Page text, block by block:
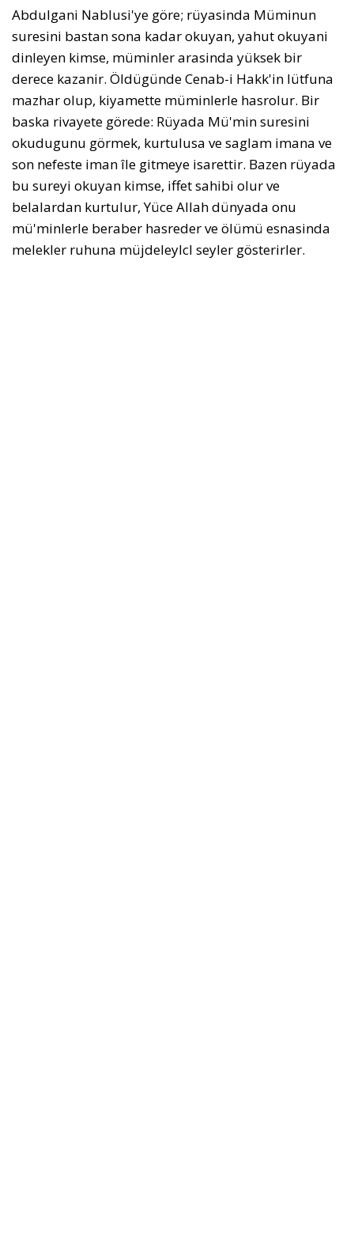
Abdulgani Nablusi'ye göre; rüyasinda Müminun
suresini bastan sona kadar okuyan, yahut okuyani
dinleyen kimse, müminler arasinda yüksek bir
derece kazanir. Öldügünde Cenab-i Hakk'in lütfuna
mazhar olup, kiyamette müminlerle hasrolur. Bir
baska rivayete görede: Rüyada Mü'min suresini
okudugunu görmek, kurtulusa ve saglam imana ve
son nefeste iman île gitmeye isarettir. Bazen rüyada
bu sureyi okuyan kimse, iffet sahibi olur ve
belalardan kurtulur, Yüce Allah dünyada onu
mü'minlerle beraber hasreder ve ölümü esnasinda
melekler ruhuna müjdeleylcl seyler gösterirler.